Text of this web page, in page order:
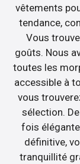
vêtements
tendance,
Vous
goûts. Nous
toutes les
accessible à
vous
sélection.
fois
définitive,
tranquillité